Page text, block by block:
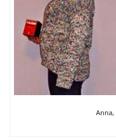
Anna,